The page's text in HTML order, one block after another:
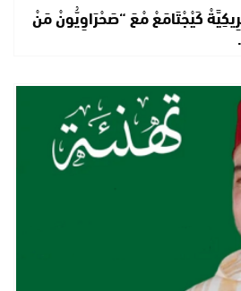
كَيْجْتَامَعْ مْعَ “صَحْرَاوِيُّونْ مَنْ